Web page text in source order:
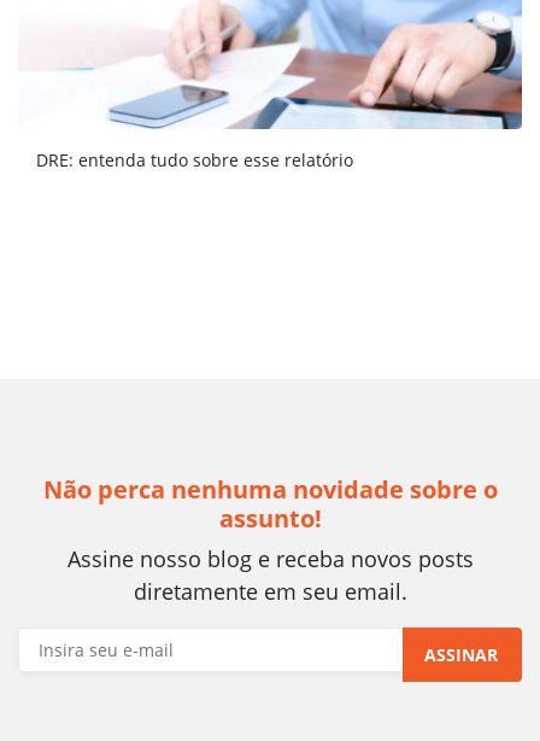
DRE: entenda tudo sobre esse relatório
Não perca nenhuma novidade sobre o
assunto!
Assine nosso blog e receba novos posts
diretamente em seu email.
ASSINAR